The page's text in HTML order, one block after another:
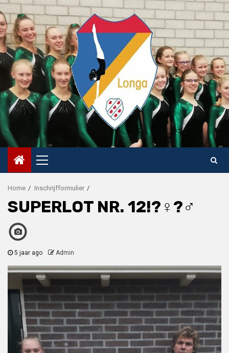
Skip
to
content
Primary
Menu
Home Inschrijfformulier
SUPERLOT NR. 12!?‍♀️?‍♂️
5 jaar ago Admin